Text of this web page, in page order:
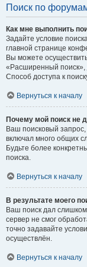
Поиск по
Как мне выполнить
Задайте условие
главной странице
Вы можете
«Расширенный поиск»,
Способ доступа к
Вернуться к началу
Почему мой поиск не
Ваш поисковый
включал много общих
Будьте более
поиска.
Вернуться к началу
В результате моего
Ваш поиск дал
сервер не смог
точно задавайте
осуществлён.
Вернуться к началу